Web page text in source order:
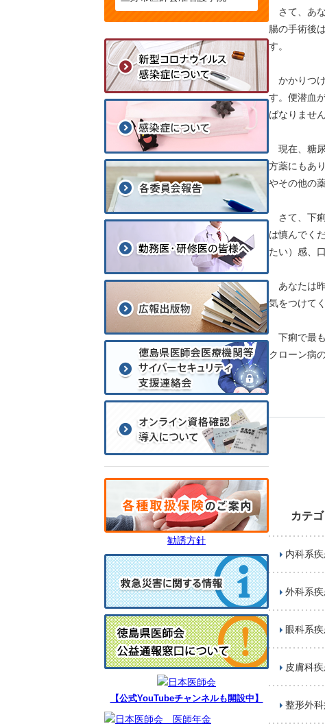
さて、あな
腸の手術後
す。
かかりつ
す。便潜血
ばなりませ
現在、糖
方薬にもあ
やその他の
さて、下
は慎んでく
たい）感、
あなたは
気をつけて
下痢で最も
クローン病
カテ
内科系疾
外科系疾
眼科系疾
皮膚科
整形外
勧誘方針
【公式YouTubeチャンネルも開設中】